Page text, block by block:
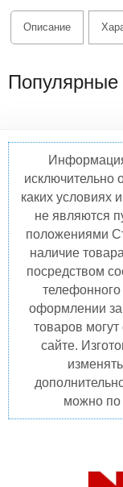
Описание
Популярные
исключительно
каких
не являются
положениями
наличие
посредством
оформлении
товаров
сайте.
можно по